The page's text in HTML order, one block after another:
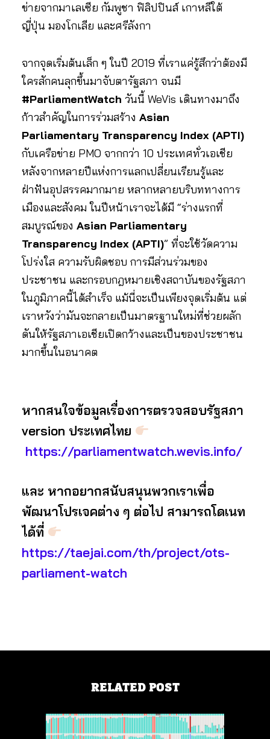
ข่ายจากมาเลเซีย กัมพูชา ฟิลิปปินส์ เกาหลีใต้
ญี่ปุ่น มองโกเลีย และศรีลังกา
จากจุดเริ่มต้นเล็ก ๆ ในปี 2019 ที่เราแค่รู้สึกว่าต้องมี
ใครสักคนลุกขึ้นมาจับตารัฐสภา จนมี
#ParliamentWatch วันนี้ WeVis เดินทางมาถึง
ก้าวสำคัญในการร่วมสร้าง Asian
Parliamentary Transparency Index (APTI)
กับเครือข่าย PMO จากกว่า 10 ประเทศทั่วเอเชีย
หลังจากหลายปีแห่งการแลกเปลี่ยนเรียนรู้และ
ฝ่าฟันอุปสรรคมากมาย หลากหลายบริบททางการ
เมืองและสังคม ในปีหน้าเราจะได้มี “ร่างแรกที่
สมบูรณ์ของ Asian Parliamentary
Transparency Index (APTI)” ที่จะใช้วัดความ
โปร่งใส ความรับผิดชอบ การมีส่วนร่วมของ
ประชาชน และกรอบกฎหมายเชิงสถาบันของรัฐสภา
ในภูมิภาคนี้ได้สำเร็จ แม้นี่จะเป็นเพียงจุดเริ่มต้น แต่
เราหวังว่ามันจะกลายเป็นมาตรฐานใหม่ที่ช่วยผลัก
ดันให้รัฐสภาเอเชียเปิดกว้างและเป็นของประชาชน
มากขึ้นในอนาคต
หากสนใจข้อมูลเรื่องการตรวจสอบรัฐสภา
version ประเทศไทย
https://parliamentwatch.wevis.info/
และ หากอยากสนับสนุนพวกเราเพื่อ
พัฒนาโปรเจคต่าง ๆ ต่อไป สามารถโดเนท
ได้ที่
https://taejai.com/th/project/ots-
parliament-watch
RELATED POST